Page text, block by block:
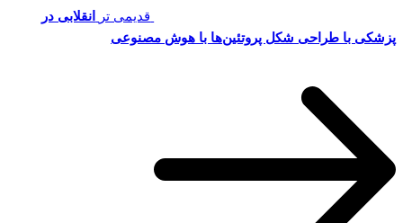
قدیمی تر
انقلابی در
پزشکی با طراحی شکل پروتئین‌ها با هوش مصنوعی